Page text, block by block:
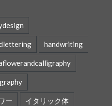
handwriting
ー イタリック体